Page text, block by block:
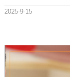
2025-9-15